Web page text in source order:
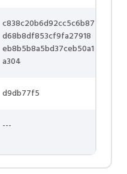
c838c20b6d92cc5c6b87
d68b8df853cf9fa27918
eb8b5b8a5bd37ceb50a1
a304
d9db77f5
---